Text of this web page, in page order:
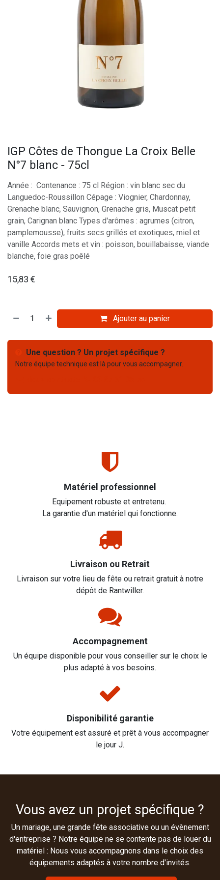
IGP Côtes de Thongue La Croix Belle
N°7 blanc - 75cl
Année : Contenance : 75 cl Région : vin blanc sec du
Languedoc-Roussillon Cépage : Viognier, Chardonnay,
Grenache blanc, Sauvignon, Grenache gris, Muscat petit
grain, Carignan blanc Types d'arômes : agrumes (citron,
pamplemousse), fruits secs grillés et exotiques, miel et
vanille Accords mets et vin : poisson, bouillabaisse, viande
blanche, foie gras poêlé
15,83 €
Ajouter au panier
Une question ? Un projet spécifique ?
Notre équipe technique est là pour vous accompagner.
Matériel professionnel
Equipement robuste et entretenu.
La garantie d'un matériel qui fonctionne.
Livraison ou Retrait
Livraison sur votre lieu de fête ou retrait gratuit à notre
dépôt de Rantwiller.
Accompagnement
Un équipe disponible pour vous conseiller sur le choix le
plus adapté à vos besoins.
Disponibilité garantie
Votre équipement est assuré et prêt à vous accompagner
le jour J.
Vous avez un projet spécifique ?
Un mariage, une grande fête associative ou un évènement
d'entreprise ? Notre équipe ne se contente pas de louer du
matériel : Nous vous accompagnons dans le choix des
équipements adaptés à votre nombre d'invités.